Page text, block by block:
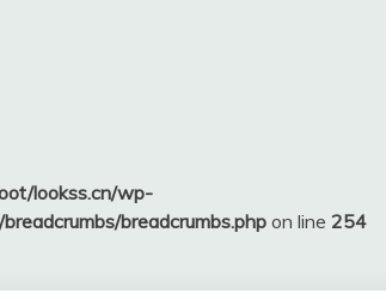
lookss.cn/wp-
breadcrumbs.php on line 254